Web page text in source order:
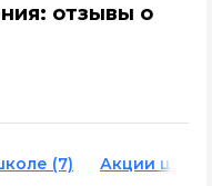
отзывы о
(7) Акции